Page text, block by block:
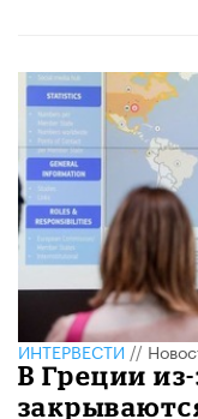
ИНТЕРВЕСТИ//
В Греции